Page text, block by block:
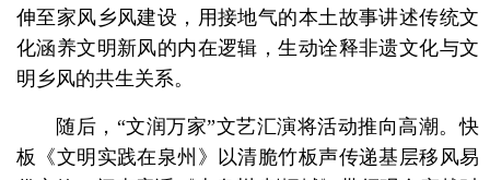
伸至家风乡风建设，用接地气的本土故事讲述传统文
化涵养文明新风的内在逻辑，生动诠释非遗文化与文
明乡风的共生关系。
随后，“文润万家”文艺汇演将活动推向高潮。快
板《文明实践在泉州》以清脆竹板声传递基层移风易